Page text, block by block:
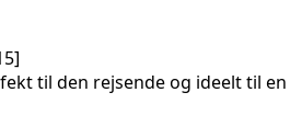
til den rejsende og ideelt til